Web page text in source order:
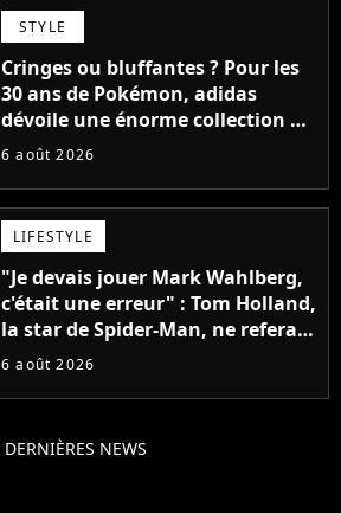
STYLE
Cringes ou bluffantes ? Pour les
30 ans de Pokémon, adidas
dévoile une énorme collection de
sneakers et je ne sais pas quoi en
6 août 2026
LIFESTYLE
"Je devais jouer Mark Wahlberg,
c'était une erreur" : Tom Holland,
la star de Spider-Man, ne referait
pas ce blockbuster
6 août 2026
DERNIÈRES NEWS